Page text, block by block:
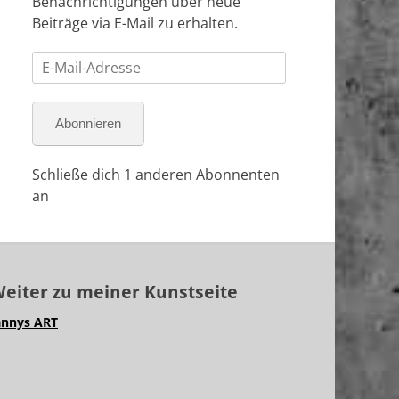
Beiträge via E-Mail zu erhalten.
E-
Mail-
Adresse
Abonnieren
Schließe dich 1 anderen Abonnenten
an
zu meiner Kunstseite
ART